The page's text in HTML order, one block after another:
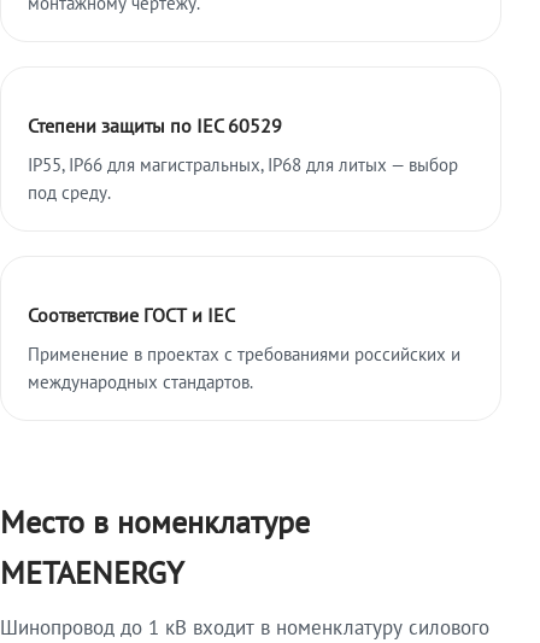
Степени защиты по IEC 60529
IP55, IP66 для магистральных, IP68 для литых — выбор
под среду.
Соответствие ГОСТ и IEC
Применение в проектах с требованиями российских и
международных стандартов.
Место в номенклатуре
METAENERGY
Шинопровод до 1 кВ входит в номенклатуру силового